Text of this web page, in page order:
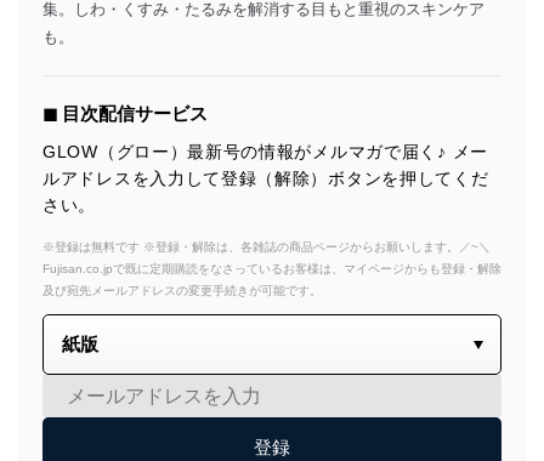
集。しわ・くすみ・たるみを解消する目もと重視のスキンケア
も。
◼︎ 目次配信サービス
GLOW（グロー）最新号の情報がメルマガで届く♪ メー
ルアドレスを入力して登録（解除）ボタンを押してくだ
さい。
※登録は無料です ※登録・解除は、各雑誌の商品ページからお願いします。／~＼
Fujisan.co.jpで既に定期購読をなさっているお客様は、マイページからも登録・解除
及び宛先メールアドレスの変更手続きが可能です。